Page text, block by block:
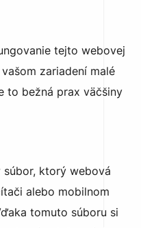
tejto webovej
zariadení malé
to bežná prax väčšiny
ktorý webová
alebo mobilnom
tomuto súboru si